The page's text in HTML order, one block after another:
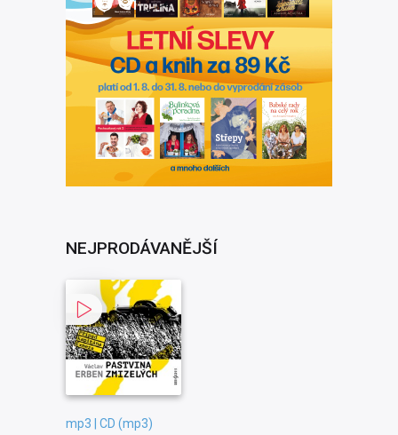
NEJPRODÁVANĚJŠÍ
mp3 | CD (mp3)